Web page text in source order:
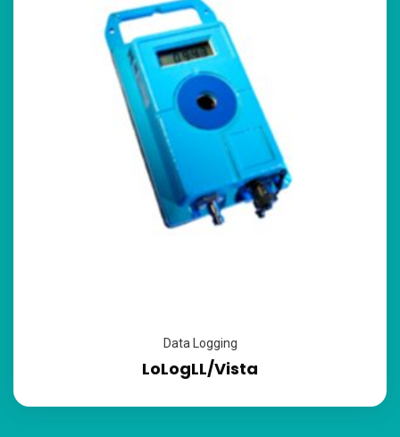
Data Logging
LoLogLL/Vista